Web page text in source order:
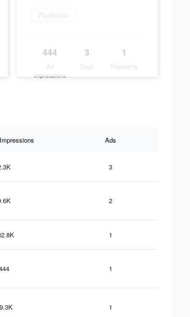
เริ่มเล่นเกม
444
Ad
Impressions
3
Days
1
Popularity
Ads
3
2
1
1
1